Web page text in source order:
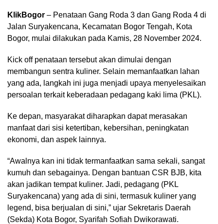
KlikBogor – Penataan Gang Roda 3 dan Gang Roda 4 di
Jalan Suryakencana, Kecamatan Bogor Tengah, Kota
Bogor, mulai dilakukan pada Kamis, 28 November 2024.
Kick off penataan tersebut akan dimulai dengan
membangun sentra kuliner. Selain memanfaatkan lahan
yang ada, langkah ini juga menjadi upaya menyelesaikan
persoalan terkait keberadaan pedagang kaki lima (PKL).
Ke depan, masyarakat diharapkan dapat merasakan
manfaat dari sisi ketertiban, kebersihan, peningkatan
ekonomi, dan aspek lainnya.
“Awalnya kan ini tidak termanfaatkan sama sekali, sangat
kumuh dan sebagainya. Dengan bantuan CSR BJB, kita
akan jadikan tempat kuliner. Jadi, pedagang (PKL
Suryakencana) yang ada di sini, termasuk kuliner yang
legend, bisa berjualan di sini,” ujar Sekretaris Daerah
(Sekda) Kota Bogor, Syarifah Sofiah Dwikorawati.